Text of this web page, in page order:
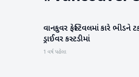
આંતરરાષ્ટ્રીય
વાનકુવર ફેસ્ટિવલમાં કારે ભીડને
ડ્રાઈવર કસ્ટડીમાં
1 વર્ષ પહેલા